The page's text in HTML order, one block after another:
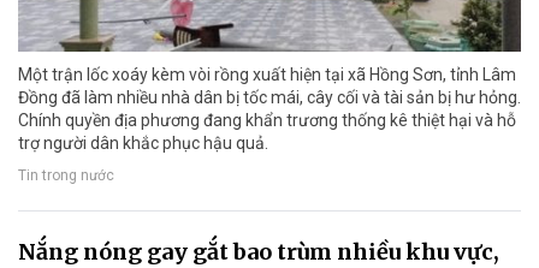
Một trận lốc xoáy kèm vòi rồng xuất hiện tại xã Hồng Sơn, tỉnh Lâm
Đồng đã làm nhiều nhà dân bị tốc mái, cây cối và tài sản bị hư hỏng.
Chính quyền địa phương đang khẩn trương thống kê thiệt hại và hỗ
trợ người dân khắc phục hậu quả.
Tin trong nước
Nắng nóng gay gắt bao trùm nhiều khu vực,